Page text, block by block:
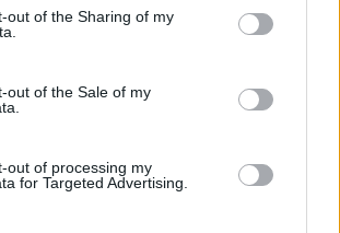
out of the Sharing of my
out of the Sale of my
out of processing my
for Targeted Advertising.
a parlamentnek
a közel 900 medve
lehetővé tevő törvényt